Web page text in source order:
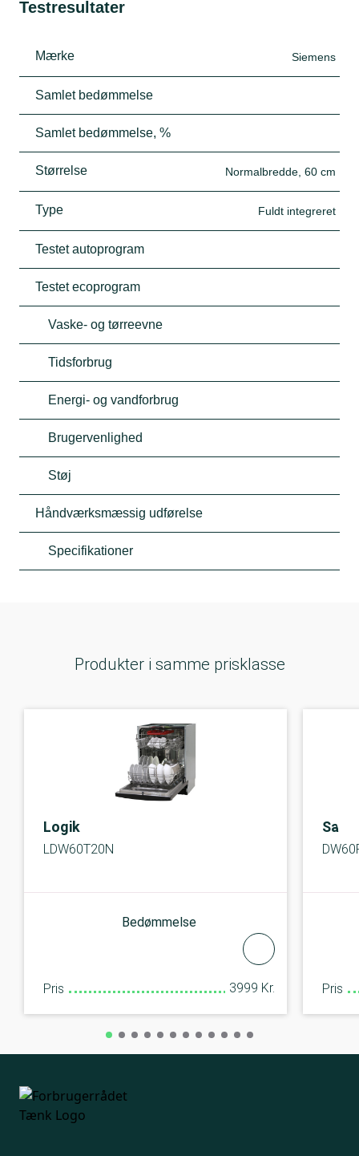
Testresultater
Mærke Siemens
Samlet bedømmelse
Samlet bedømmelse, %
Størrelse Normalbredde, 60 cm
Type Fuldt integreret
Testet autoprogram
Testet ecoprogram
Vaske- og tørreevne
Tidsforbrug
Energi- og vandforbrug
Brugervenlighed
Støj
Håndværksmæssig udførelse
Specifikationer
Produkter i samme prisklasse
Logik
LDW60T20N
Bedømmelse
Pris 3999 Kr. Pris